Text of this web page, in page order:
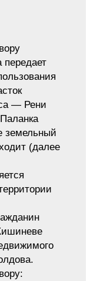
— Рени
земельный
(далее